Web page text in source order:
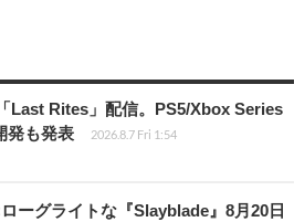
Last Rites」配信。PS5/Xbox Series
発も発表
2026.8.7 Fri 1:54
ーグライトな『Slayblade』8月20日